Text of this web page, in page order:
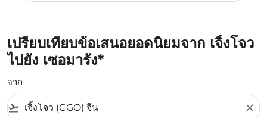
เปรียบเทียบข้อเสนอยอดนิยมจาก เจิ้งโจว
ไปยัง เซอมารัง*
จาก
flight_takeoff close